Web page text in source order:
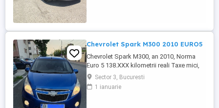
Chevrolet Spark M300 2010 EURO5
Chevrolet Spark M300, an 2010, Norma
Euro 5 138.XXX kilometrii reali Taxe mici,
consum mic 5-6% in oras, costuri mici de
intretinere Dotari: -Motor 1.0 16v 68cp,
Euro 5, Distributie Lant -AC manual
Sector 3, Bucuresti
1 ianuarie